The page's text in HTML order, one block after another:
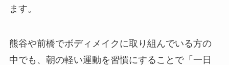
ます。
熊谷や前橋でボディメイクに取り組んでいる方の
中でも、朝の軽い運動を習慣にすることで「一日